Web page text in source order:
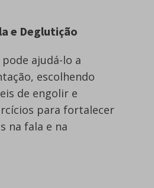
e Deglutição
ajudá-lo a
escolhendo
de engolir e
para fortalecer
na fala e na